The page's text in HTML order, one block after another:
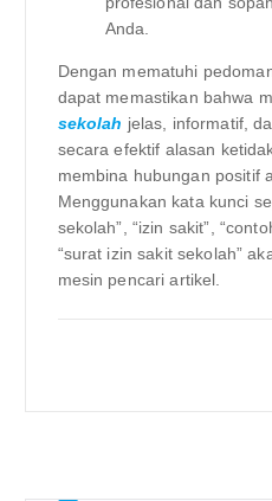
Anda.
Dengan mematuhi
dapat memastikan bahwa
sekolah jelas, informatif,
secara efektif alasan
membina hubungan positif
Menggunakan kata kunci
sekolah”, “izin sakit”,
“surat izin sakit sekolah”
mesin pencari artikel.